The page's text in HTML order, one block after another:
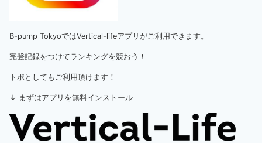
B-pump TokyoではVertical-lifeアプリがご利用できます。
完登記録をつけてランキングを競おう！
トポとしてもご利用頂けます！
↓ まずはアプリを無料インストール